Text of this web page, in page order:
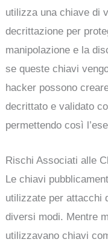
utilizza una chiave di
decrittazione per
manipolazione e la
se queste chiavi
hacker possono
decrittato e validato
permettendo così
Rischi Associati alle
Le chiavi
utilizzate per attacchi
diversi modi. Mentre
utilizzavano chiavi